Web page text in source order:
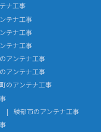
ナ工事
テナ工事
テナ工事
テナ工事
アンテナ工事
アンテナ工事
のアンテナ工事
綾部市のアンテナ工事